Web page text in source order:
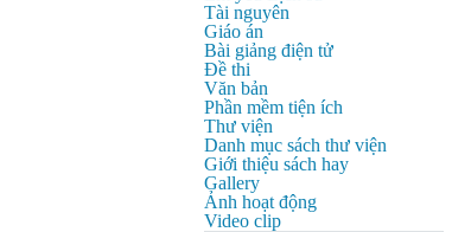
Tài nguyên
Giáo án
Bài giảng điện tử
Đề thi
Văn bản
Phần mềm tiện ích
Thư viện
Danh mục sách thư viện
Giới thiệu sách hay
Gallery
Ảnh hoạt động
Video clip